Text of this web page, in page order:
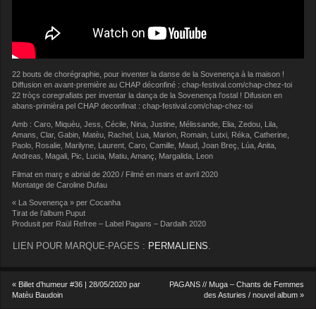
22 bouts de chorégraphie, pour inventer la danse de la Sovenença à la maison !
Diffusion en avant-première au CHAP déconfiné : chap-festival.com/chap-chez-toi
22 tròçs coregrafiats per inventar la dança de la Sovenença l’ostal ! Difusion en
abans-primièra pel CHAP deconfinat : chap-festival.com/chap-chez-toi
Amb : Caro, Miquèu, Jess, Cécile, Nina, Justine, Mélissande, Elia, Zedou, Lila,
Amans, Clar, Gabin, Matèu, Rachel, Lua, Marion, Romain, Lutxi, Réka, Catherine,
Paolo, Rosalie, Marilyne, Laurent, Caro, Camille, Maud, Joan Breç, Lúa, Anita,
Andreas, Magali, Pic, Lucia, Matiu, Amanç, Margalida, Leon
Filmat en març e abrial de 2020 / Filmé en mars et avril 2020
Montatge de Caroline Dufau
« La Sovenença » per Cocanha
Tirat de l’album Puput
Produsit per Raül Refree – Label Pagans – Dardalh 2020
LIEN POUR MARQUE-PAGES : PERMALIENS.
« Billet d’humeur #36 | 28/05/2020 par
Matèu Baudoin
PAGANS // Muga – Chants de Femmes
des Asturies / nouvel album »